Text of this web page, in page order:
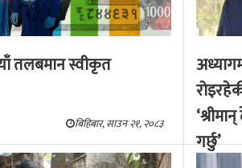
तलबमान स्वीकृत
बिहिबार, साउन २१, २०८३
गर्छु’